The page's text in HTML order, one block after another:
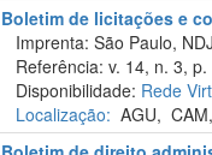
Boletim de licitações e
Imprenta: São Paulo,
Referência: v. 14, n. 3,
Disponibilidade: Rede
Localização: AGU,CAM